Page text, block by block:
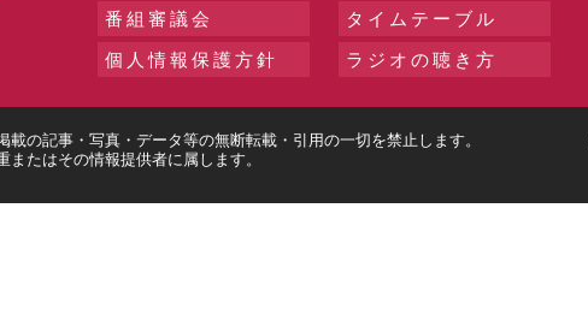
番組審議会
個人情報保護方針
タイムテーブル
ラジオの聴き方
載の記事・写真・データ等の無断転載・引用の一切を禁止します。
またはその情報提供者に属します。